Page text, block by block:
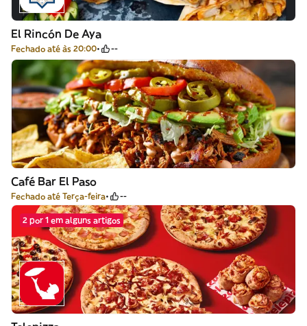
El Rincón De Aya
Fechado até às 20:00 --
Café Bar El Paso
Fechado até Terça-feira --
2 por 1 em alguns artigos